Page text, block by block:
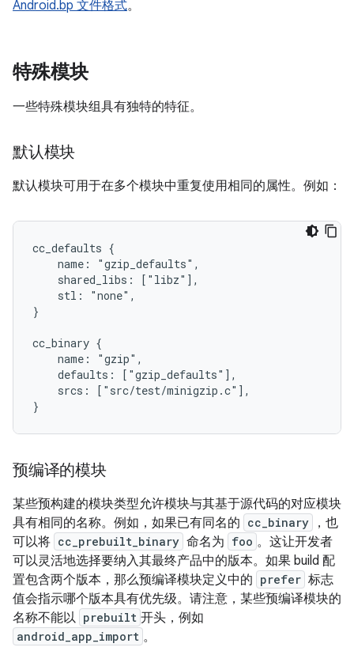
Android.bp 文件格式。
特殊模块
一些特殊模块组具有独特的特征。
默认模块
默认模块可用于在多个模块中重复使用相同的属性。例如：
cc_defaults {
    name: "gzip_defaults",
    shared_libs: ["libz"],
    stl: "none",
}
cc_binary {
    name: "gzip",
    defaults: ["gzip_defaults"],
    srcs: ["src/test/minigzip.c"],
预编译的模块
某些预构建的模块类型允许模块与其基于源代码的对应模块
具有相同的名称。例如，如果已有同名的 cc_binary
，也
可以将 cc_prebuilt_binary 命名为 foo 。这让开发者
可以灵活地选择要纳入其最终产品中的版本。如果 build 配
置包含两个版本，那么预编译模块定义中的 prefer 标志
值会指示哪个版本具有优先级。请注意，某些预编译模块的
名称不能以 prebuilt 开头，例如
android_app_import 。